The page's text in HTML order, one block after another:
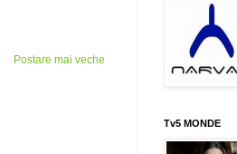
Postare mai veche
Tv5 MONDE